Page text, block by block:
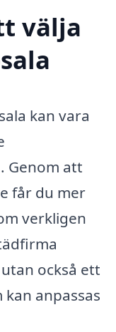
välja
kan vara
Genom att
får du mer
verkligen
också ett
anpassas